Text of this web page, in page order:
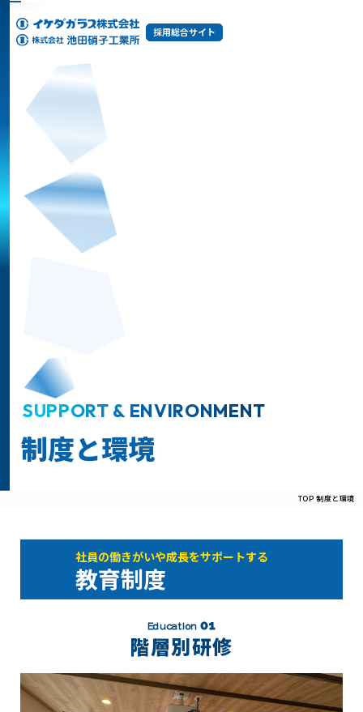
採用総合サイト
イケダガラスとは
イケダガラスのあゆみ
選ばれる理由
イケダガラスの仕事
イケダガラスで働く人々
ひと目でわかるイケダガラス
お知らせ
エントリーフォームはこちら
高卒採用特設ページへ
SUPPORT & ENVIRONMENT
制度と環境
TOP 制度と環境
社員の働きがいや成長をサポートする
教育制度
Education 01
階層別研修